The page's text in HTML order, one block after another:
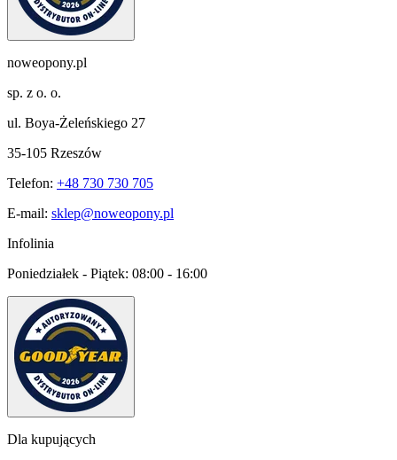
noweopony.pl
sp. z o. o.
ul. Boya-Żeleńskiego 27
35-105 Rzeszów
Telefon: +48 730 730 705
E-mail: sklep@noweopony.pl
Infolinia
Poniedziałek - Piątek: 08:00 - 16:00
Dla kupujących